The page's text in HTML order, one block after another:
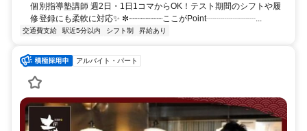
個別指導塾講師 週2日・1日1コマからOK！テスト期間のシフトや履
修登録にも柔軟に対応✨ ✼┈┈┈┈┈┈┈ここがPoint┈┈┈┈┈┈...
交通費支給 駅近5分以内 シフト制 昇給あり
アルバイト・パート